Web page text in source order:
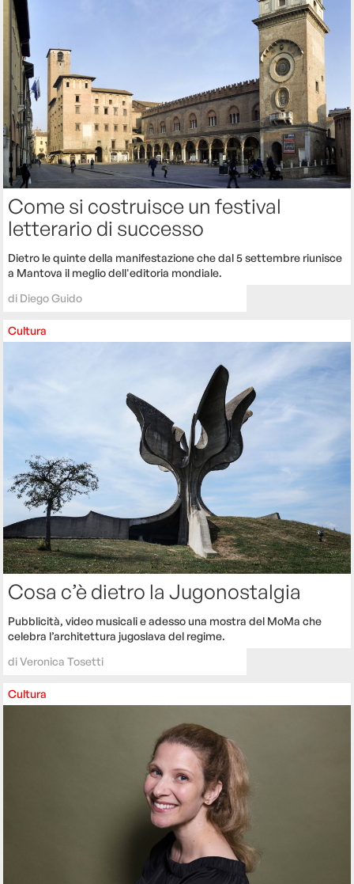
Come si costruisce un festival
letterario di successo
Dietro le quinte della manifestazione che dal 5 settembre riunisce
a Mantova il meglio dell'editoria mondiale.
di Diego Guido
Cultura
Cosa c’è dietro la Jugonostalgia
Pubblicità, video musicali e adesso una mostra del MoMa che
celebra l’architettura jugoslava del regime.
diVeronica Tosetti
Cultura